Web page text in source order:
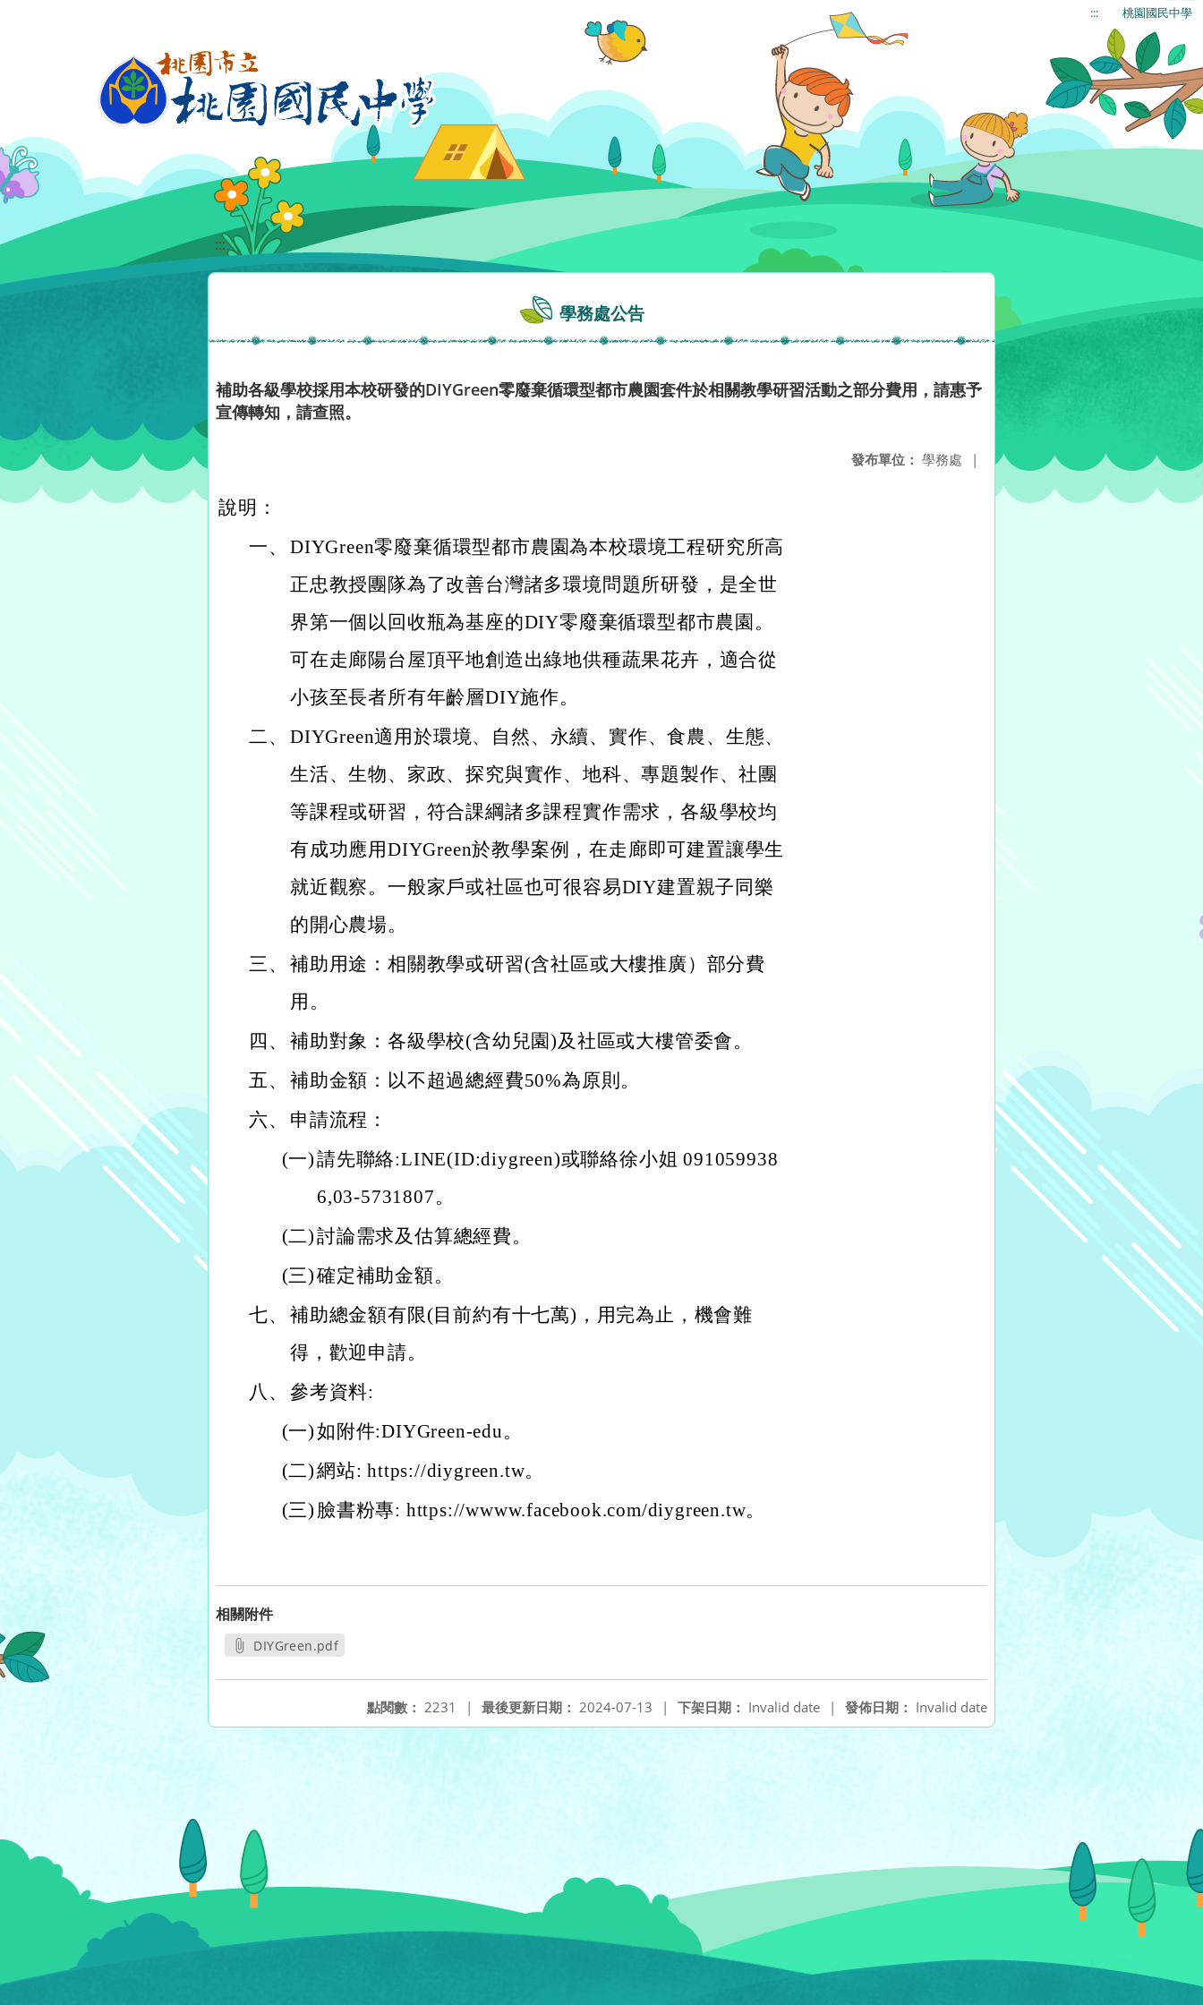
::: 桃園國民中學
:::
學務處公告
補助各級學校採用本校研發的DIYGreen零廢棄循環型都市農園套件於相關教學研習活動之部分費用，請惠予
宣傳轉知，請查照。
發布單位： 學務處 |
說明：
一、 DIYGreen零廢棄循環型都市農園為本校環境工程研究所高
正忠教授團隊為了改善台灣諸多環境問題所研發，是全世
界第一個以回收瓶為基座的DIY零廢棄循環型都市農園。
可在走廊陽台屋頂平地創造出綠地供種蔬果花卉，適合從
小孩至長者所有年齡層DIY施作。
二、 DIYGreen適用於環境、自然、永續、實作、食農、生態、
生活、生物、家政、探究與實作、地科、專題製作、社團
等課程或研習，符合課綱諸多課程實作需求，各級學校均
有成功應用DIYGreen於教學案例，在走廊即可建置讓學生
就近觀察。一般家戶或社區也可很容易DIY建置親子同樂
的開心農場。
三、 補助用途：相關教學或研習(含社區或大樓推廣）部分費
用。
四、 補助對象：各級學校(含幼兒園)及社區或大樓管委會。
五、 補助金額：以不超過總經費50%為原則。
六、
申請流程：
(一)請先聯絡:LINE(ID:diygreen)或聯絡徐小姐 091059938
6,03-5731807。
(二)討論需求及估算總經費。
(三)確定補助金額。
七、 補助總金額有限(目前約有十七萬)，用完為止，機會難
得，歡迎申請。
八、 參考資料:
(一)如附件:DIYGreen-edu。
(二)網站: https://diygreen.tw。
(三) 臉書粉專: https://wwww.facebook.com/diygreen.tw。
相關附件
DIYGreen.pdf
發佈日期： Invalid date
下架日期： Invalid date |
最後更新日期： 2024-07-13 |
點閱數： 2231 |